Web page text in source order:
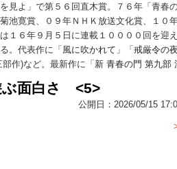
見よ」で第５６回直木賞。７６年「青
池寛賞、０９年ＮＨＫ放送文化賞、１０
１６年９月５日に連載１００００回を迎
。代表作に「 風に吹かれて 」「 戒厳令の夜
部作)など。最新作に「 新 青春の門 第九部
面白さ <5>
公開日： 2026/05/15